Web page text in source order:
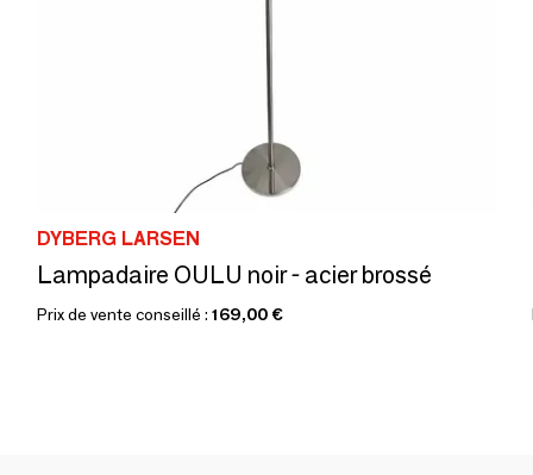
DYBERG LARSEN
Lampadaire OULU noir - acier brossé
Prix de vente conseillé : 169,00 €